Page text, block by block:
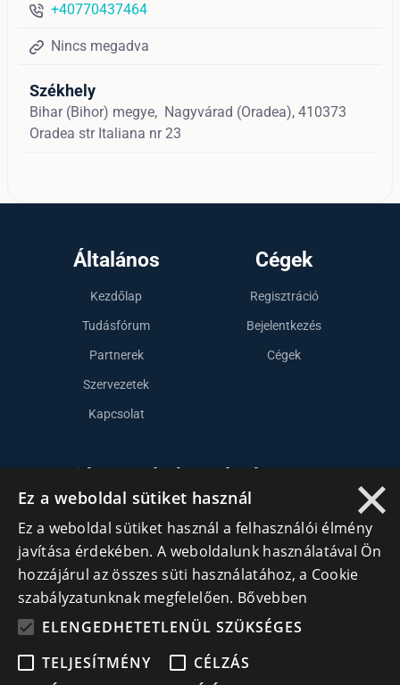
+40770437464
Nincs megadva
Székhely
Bihar (Bihor) megye, Nagyvárad (Oradea), 410373
Oradea str Italiana nr 23
Általános
Kezdőlap
Tudásfórum
Partnerek
Szervezetek
Kapcsolat
Cégek
Regisztráció
Bejelentkezés
Cégek
Lépj kapcsolatba velünk
+40 740 856 970
Iratkozz fel hírlevelünkre!
×
Ez a weboldal sütiket használ
Ez a weboldal sütiket használ a felhasználói élmény
javítása érdekében. A weboldalunk használatával Ön
hozzájárul az összes süti használatához, a Cookie
szabályzatunknak megfelelően. Bővebben
ELENGEDHETETLENÜL SZÜKSÉGES
TELJESÍTMÉNY
CÉLZÁS